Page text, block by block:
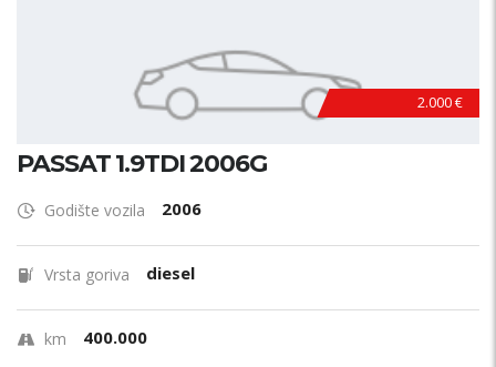
2.000 €
PASSAT 1.9TDI 2006G
Godište vozila 2006
Vrsta goriva diesel
km 400.000